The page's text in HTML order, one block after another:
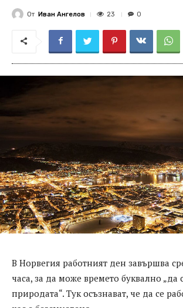
От Иван Ангелов 23 0
В Норвегия работният ден завършва
часа, за да може времето буквално „да
природата“. Тук осъзнават, че да се